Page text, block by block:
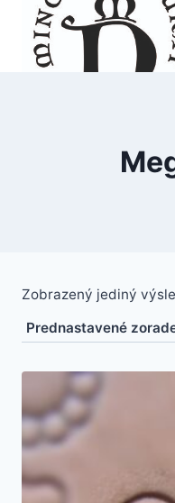
content
Zobrazený jediný